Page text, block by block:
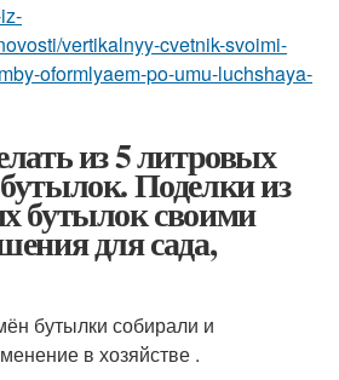
vertikalnyy-cvetnik-svoimi-
oformlyaem-po-umu-luchshaya-
из 5 литровых
Поделки из
бутылок своими
для сада,
бутылки собирали и
в хозяйстве .